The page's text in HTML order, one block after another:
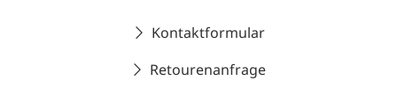
Kontaktformular
Retourenanfrage